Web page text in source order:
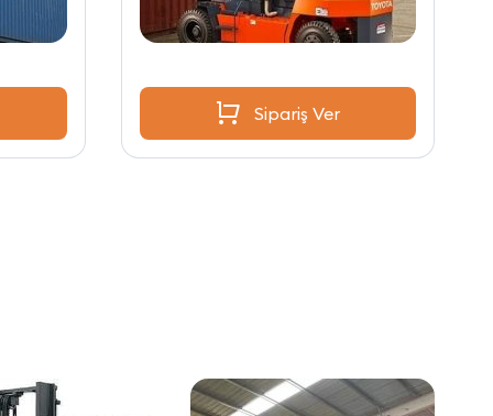
Sipariş Ver